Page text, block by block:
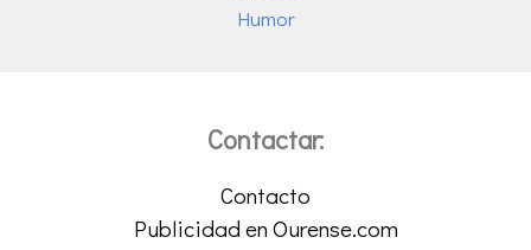
Humor
Contactar:
Contacto
Publicidad en Ourense.com